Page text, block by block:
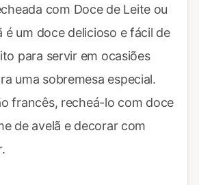
com Doce de Leite ou
é um doce delicioso e fácil de
para servir em ocasiões
uma sobremesa especial.
francês, recheá-lo com doce
de avelã e decorar com